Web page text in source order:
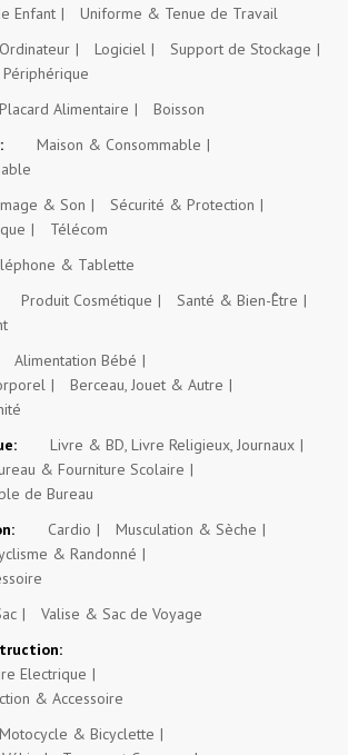
Enfant
Uniforme & Tenue de Travail
Ordinateur Logiciel
Support de Stockage
Placard Alimentaire
Boisson
Maison & Consommable
& Son
Sécurité & Protection
Télécom
& Tablette
Produit Cosmétique
Santé & Bien-Être
Alimentation Bébé
Berceau, Jouet & Autre
Livre & BD, Livre Religieux, Journaux
& Fourniture Scolaire
de Bureau
Cardio
Musculation & Sèche
& Randonné
Valise & Sac de Voyage
Electrique
& Accessoire
Motocycle & Bicyclette